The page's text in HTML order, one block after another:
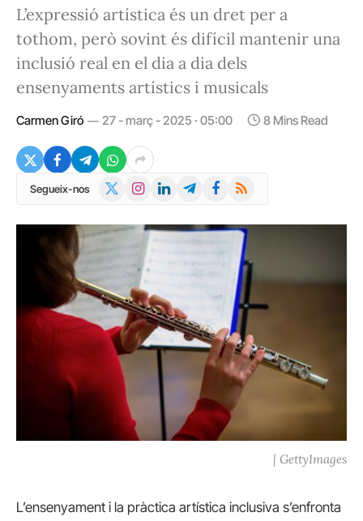
L’expressió artística és un dret per a
tothom, però sovint és difícil mantenir una
inclusió real en el dia a dia dels
ensenyaments artístics i musicals
Carmen Giró 27 - març - 2025 · 05:00 8 Mins Read
Segueix-nos InstagramLinkedInTelegramFacebook
RSS
| GettyImages
L’ensenyament i la pràctica artística inclusiva s’enfronta